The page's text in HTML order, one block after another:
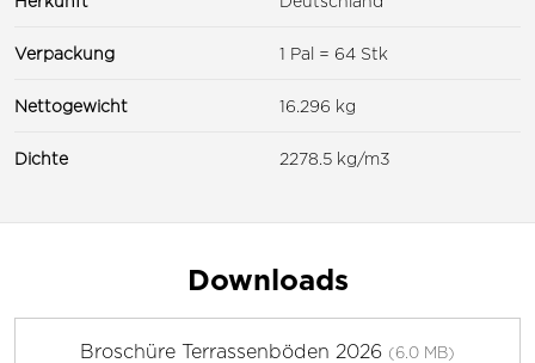
Verpackung 1 Pal = 64 Stk
Nettogewicht 16.296 kg
Dichte 2278.5 kg/m3
Downloads
Broschüre Terrassenböden 2026 (6.0 MB)